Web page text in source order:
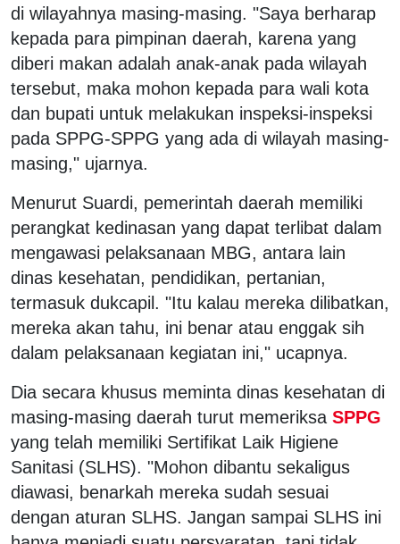
di wilayahnya masing-masing. "Saya berharap
kepada para pimpinan daerah, karena yang
diberi makan adalah anak-anak pada wilayah
tersebut, maka mohon kepada para wali kota
dan bupati untuk melakukan inspeksi-inspeksi
pada SPPG-SPPG yang ada di wilayah masing-
masing," ujarnya.
Menurut Suardi, pemerintah daerah memiliki
perangkat kedinasan yang dapat terlibat dalam
mengawasi pelaksanaan MBG, antara lain
dinas kesehatan, pendidikan, pertanian,
termasuk dukcapil. "Itu kalau mereka dilibatkan,
mereka akan tahu, ini benar atau enggak sih
dalam pelaksanaan kegiatan ini," ucapnya.
Dia secara khusus meminta dinas kesehatan di
masing-masing daerah turut memeriksa SPPG
yang telah memiliki Sertifikat Laik Higiene
Sanitasi (SLHS). "Mohon dibantu sekaligus
diawasi, benarkah mereka sudah sesuai
dengan aturan SLHS. Jangan sampai SLHS ini